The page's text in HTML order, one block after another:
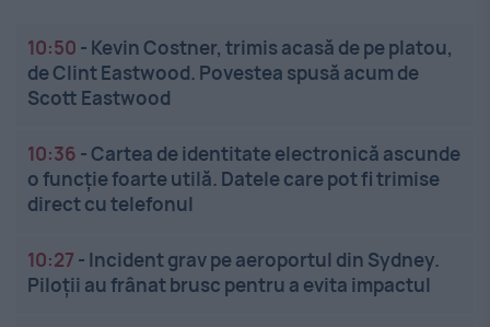
10:50 - Kevin Costner, trimis acasă de pe platou,
de Clint Eastwood. Povestea spusă acum de
Scott Eastwood
10:36 -Cartea de identitate electronică ascunde
o funcție foarte utilă. Datele care pot fi trimise
direct cu telefonul
10:27 - Incident grav pe aeroportul din Sydney.
Piloții au frânat brusc pentru a evita impactul